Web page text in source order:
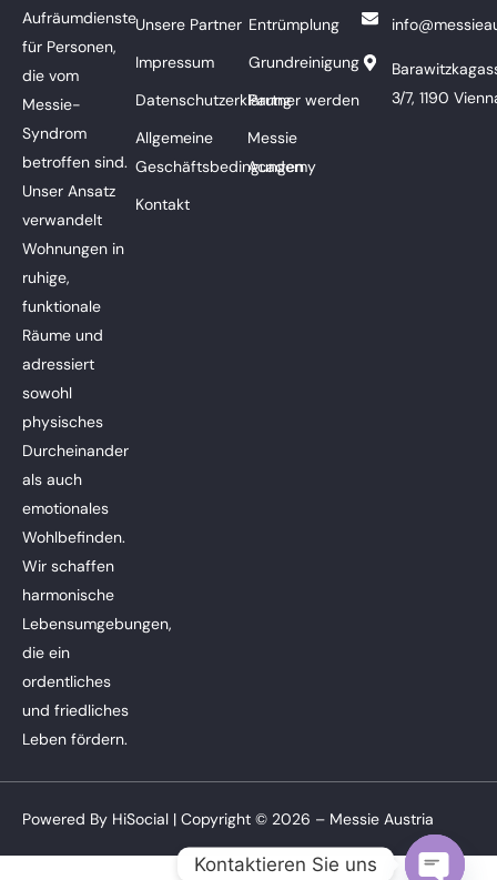
Aufräumdienste
für Personen,
die vom
Messie-
Syndrom
betroffen sind.
Unser Ansatz
verwandelt
Wohnungen in
ruhige,
funktionale
Räume und
adressiert
sowohl
physisches
Durcheinander
als auch
emotionales
Wohlbefinden.
Wir schaffen
harmonische
Lebensumgebungen,
die ein
ordentliches
und friedliches
Leben fördern.
Unsere Partner
Impressum
Datenschutzerklärung
Allgemeine
Geschäftsbedingungen
Kontakt
Entrümplung
Grundreinigung
Partner werden
Messie
Academy
3/7, 1190
Powered By HiSocial | Copyright © 2026 – Messie Austria
Kontaktieren Sie uns